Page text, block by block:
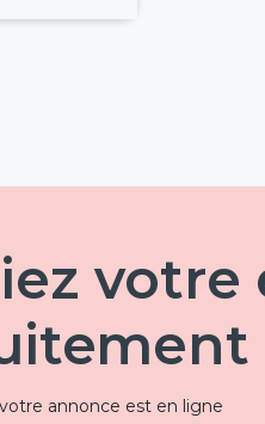
votre
annonce est en ligne